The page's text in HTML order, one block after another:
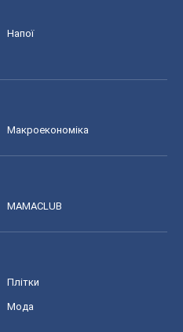
Напої
Макроекономіка
MAMACLUB
Плітки
Мода